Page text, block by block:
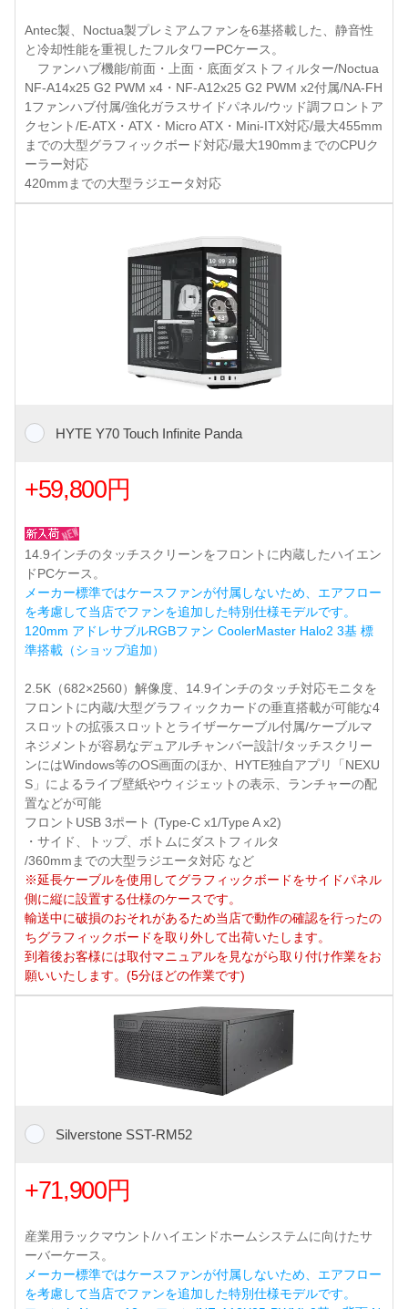
Antec製、Noctua製プレミアムファンを6基搭載した、静音性
と冷却性能を重視したフルタワーPCケース。
ファンハブ機能/前面・上面・底面ダストフィルター/Noctua
NF-A14x25 G2 PWM x4・NF-A12x25 G2 PWM x2付属/NA-FH
1ファンハブ付属/強化ガラスサイドパネル/ウッド調フロントア
クセント/E-ATX・ATX・Micro ATX・Mini-ITX対応/最大455mm
までの大型グラフィックボード対応/最大190mmまでのCPUク
ーラー対応
420mmまでの大型ラジエータ対応
HYTE Y70 Touch Infinite Panda
+59,800円
14.9インチのタッチスクリーンをフロントに内蔵したハイエン
ドPCケース。
メーカー標準ではケースファンが付属しないため、エアフロー
を考慮して当店でファンを追加した特別仕様モデルです。
120mm アドレサブルRGBファン CoolerMaster Halo2 3基 標
準搭載（ショップ追加）
2.5K（682×2560）解像度、14.9インチのタッチ対応モニタを
フロントに内蔵/大型グラフィックカードの垂直搭載が可能な4
スロットの拡張スロットとライザーケーブル付属/ケーブルマ
ネジメントが容易なデュアルチャンバー設計/タッチスクリー
ンにはWindows等のOS画面のほか、HYTE独自アプリ「NEXU
S」によるライブ壁紙やウィジェットの表示、ランチャーの配
置などが可能
フロントUSB 3ポート (Type-C x1/Type A x2)
・サイド、トップ、ボトムにダストフィルタ
/360mmまでの大型ラジエータ対応 など
※延長ケーブルを使用してグラフィックボードをサイドパネル
側に縦に設置する仕様のケースです。
輸送中に破損のおそれがあるため当店で動作の確認を行ったの
ちグラフィックボードを取り外して出荷いたします。
到着後お客様には取付マニュアルを見ながら取り付け作業をお
願いいたします。(5分ほどの作業です)
Silverstone SST-RM52
+71,900円
産業用ラックマウント/ハイエンドホームシステムに向けたサ
ーバーケース。
メーカー標準ではケースファンが付属しないため、エアフロー
を考慮して当店でファンを追加した特別仕様モデルです。